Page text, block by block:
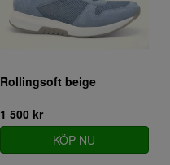
Rollingsoft beige
1 500 kr
KÖP NU